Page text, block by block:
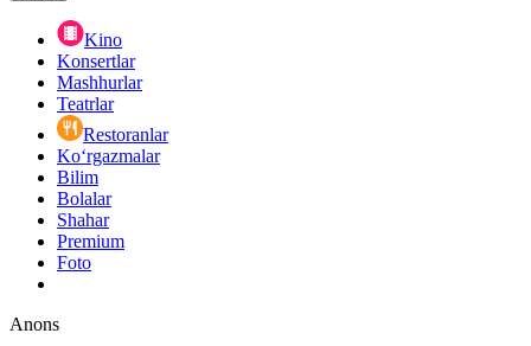
Kino
Konsertlar
Mashhurlar
Teatrlar
Restoranlar
Ko‘rgazmalar
Bilim
Bolalar
Shahar
Premium
Foto
Anons